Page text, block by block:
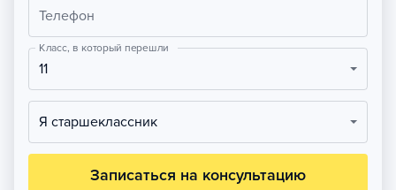
Телефон
Класс, в который перешли
11
Я старшеклассник
Записаться на консультацию